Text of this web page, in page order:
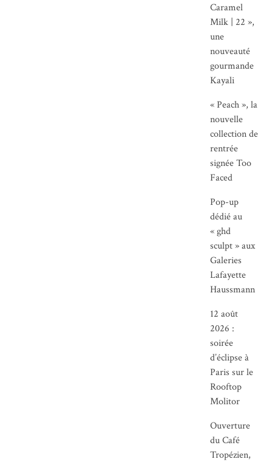
Caramel
Milk | 22 »,
une
nouveauté
gourmande
Kayali
« Peach », la
nouvelle
collection de
rentrée
signée Too
Faced
Pop-up
dédié au
« ghd
sculpt » aux
Galeries
Lafayette
Haussmann
12 août
2026 :
soirée
d’éclipse à
Paris sur le
Rooftop
Molitor
Ouverture
du Café
Tropézien,